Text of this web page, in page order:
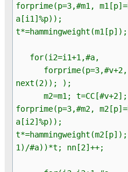
forprime(p=3,#m1,
a[i1]%p));
for(i2=i1+1,#a,
forprime(p=3,#v+2,
next(2)); );
m2=m1; t=CC[#v+2];
forprime(p=3,#m2,
a[i2]%p));
1)/#a))*t; nn[2]++;